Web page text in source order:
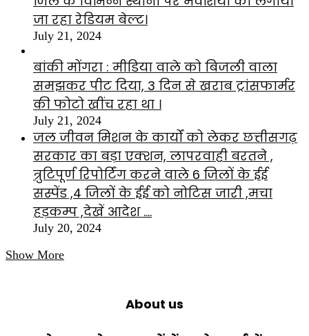
जा रहा रेडियम बेल्ट।
July 21, 2024
बांकी मोंगरा : मीडिया वाले को बिजली वाला
समझकर पीट दिया, 3 दिन से खराब ट्रांसफार्मर
की फोटो खींच रहा था ।
July 21, 2024
जल जीवन मिशन के कार्यों को लेकर छत्तीसगढ़
सरकार का बड़ा एक्शन, लापरवाही बरतने ,
त्रुटिपूर्ण रिपोर्टिंग करने वाले 6 जिलों के ईई
सस्पेंड ,4 जिलों के ईई को नोटिस जारी ,मचा
हड़कम्प ,देखें आदेश ….
July 20, 2024
Show More
About us